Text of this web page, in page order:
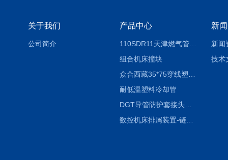
关于我们
公司简介
产品中心
组合机床撞块
耐低温塑料冷却管
DGT导管防护套接头形式与参数
数控机床排屑装置-链板式排屑机
新
新闻
技术